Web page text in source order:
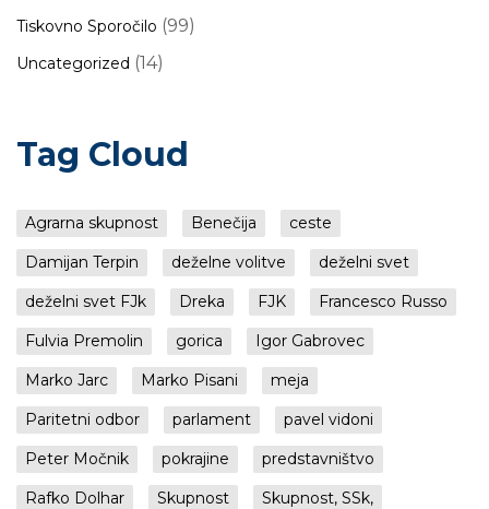
Tiskovno Sporočilo (99)
Uncategorized (14)
Tag Cloud
Agrarna skupnost Benečija
ceste
Damijan Terpin
deželne volitve
deželni svet
deželni svet FJk
Dreka FJK
Francesco Russo
Fulvia Premolin
gorica
Igor Gabrovec
Marko Jarc
Marko Pisani
meja
Paritetni odbor
parlament
pavel vidoni
Peter Močnik
pokrajine
predstavništvo
Rafko Dolhar
Skupnost
Skupnost, SSk,